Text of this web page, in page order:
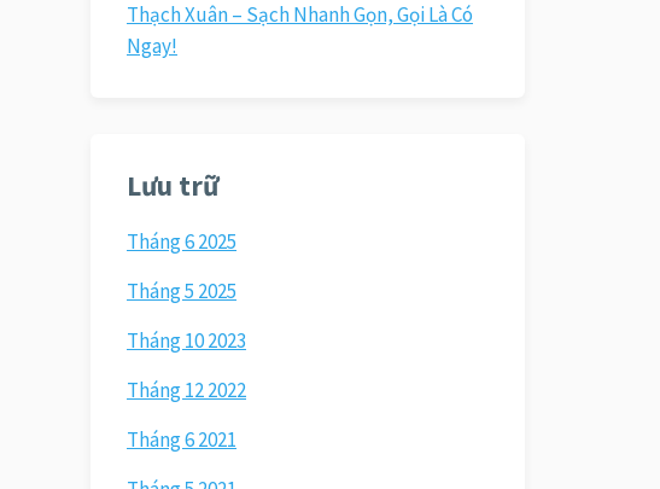
Thạch Xuân – Sạch Nhanh Gọn, Gọi Là Có
Ngay!
Lưu trữ
Tháng 6 2025
Tháng 5 2025
Tháng 10 2023
Tháng 12 2022
Tháng 6 2021